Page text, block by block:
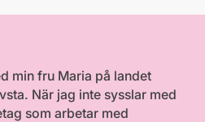
min fru Maria på landet
När jag inte sysslar med
som arbetar med